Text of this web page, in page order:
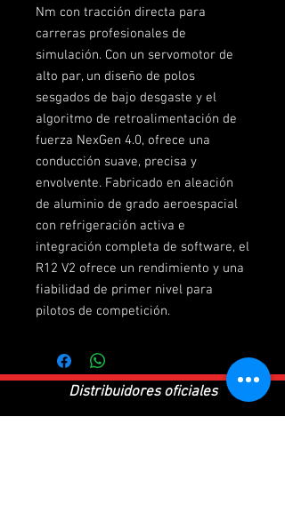
Nm con tracción directa para
carreras profesionales de
simulación. Con un servomotor de
alto par, un diseño de polos
sesgados de bajo desgaste y el
algoritmo de retroalimentación de
fuerza NexGen 4.0, ofrece una
conducción suave, precisa y
envolvente. Fabricado en aleación
de aluminio de grado aeroespacial
con refrigeración activa e
integración completa de software, el
R12 V2 ofrece un rendimiento y una
fiabilidad de primer nivel para
pilotos de competición.
Distribuidores oficiales